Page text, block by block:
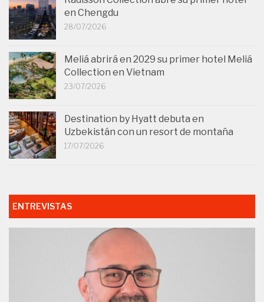
en Chengdu
28/07/2026
Meliá abrirá en 2029 su primer hotel Meliá
Collection en Vietnam
23/07/2026
Destination by Hyatt debuta en
Uzbekistán con un resort de montaña
17/07/2026
ENTREVISTAS